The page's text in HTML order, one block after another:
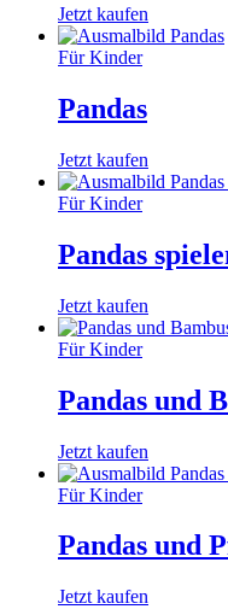
Jetzt kaufen
Für Kinder
Pandas
Jetzt kaufen
Für Kinder
Pandas
Jetzt kaufen
Für Kinder
Pandas und
Jetzt kaufen
Für Kinder
Pandas und
Jetzt kaufen